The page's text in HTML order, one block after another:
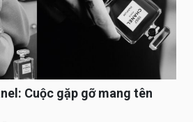
Cuộc gặp gỡ mang tên